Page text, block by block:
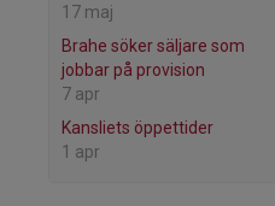
17 maj
Brahe söker säljare som
jobbar på provision
7 apr
Kansliets öppettider
1 apr